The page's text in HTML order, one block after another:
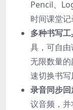
Pencil、
时间课堂记
多种书写工
具，可自
无限数量
速切换书写
录音同步回
议音频，